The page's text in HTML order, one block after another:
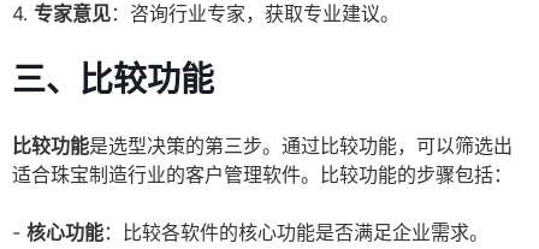
4. 专家意见：咨询行业专家，获取专业建议。
三、比较功能
比较功能是选型决策的第三步。通过比较功能，可以筛选出
适合珠宝制造行业的客户管理软件。比较功能的步骤包括：
- 核心功能：比较各软件的核心功能是否满足企业需求。